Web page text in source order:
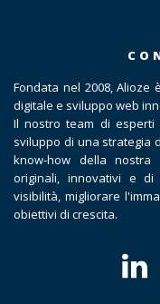
Fondata nel 2008, Alioze
digitale e sviluppo web
Il nostro team di esperti
sviluppo di una strategia
know-how della nostra
originali, innovativi e
visibilità, migliorare
obiettivi di crescita.